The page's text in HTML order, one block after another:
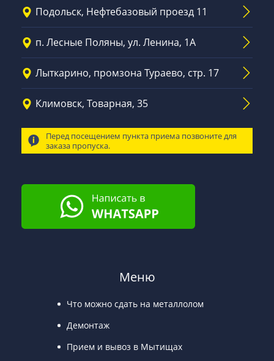
Подольск, Нефтебазовый проезд 11
п. Лесные Поляны, ул. Ленина, 1А
Лыткарино, промзона Тураево, стр. 17
Климовск, Товарная, 35
Перед посещением пункта приема позвоните для
заказа пропуска.
Меню
Что можно сдать на металлолом
Демонтаж
Прием и вывоз в Мытищах